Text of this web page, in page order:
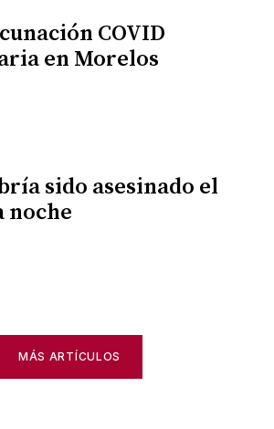
COVID
en Morelos
sido asesinado el
noche
MÁS ARTÍCULOS